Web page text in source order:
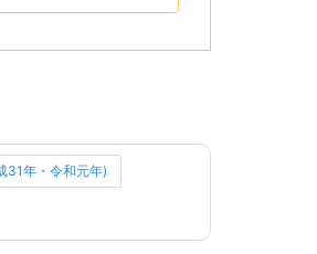
ます。
31年・令和元年)